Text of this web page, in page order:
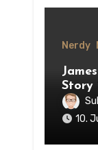
Nerdy
Story
10.